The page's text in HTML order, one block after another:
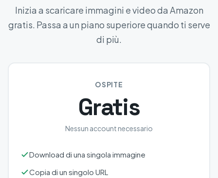
Inizia a scaricare immagini e video da Amazon
gratis. Passa a un piano superiore quando ti serve
di più.
OSPITE
Gratis
Nessun account necessario
Download di una singola immagine
Copia di un singolo URL